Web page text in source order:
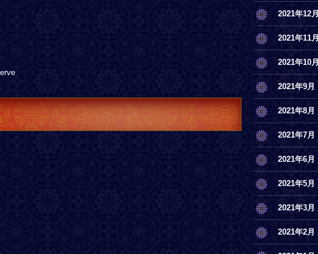
2021年12月
2021年11月
2021年10月
2021年9月
2021年8月
2021年7月
2021年6月
2021年5月
2021年3月
2021年2月